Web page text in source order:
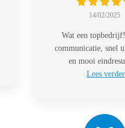
14/02/2025
Wat een
communicatie, snel
en mooi
Lees verder